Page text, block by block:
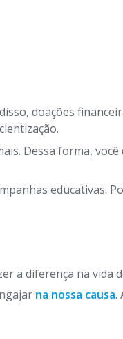
doações
Dessa forma,
educativas.
a diferença na vida
na nossa causa.